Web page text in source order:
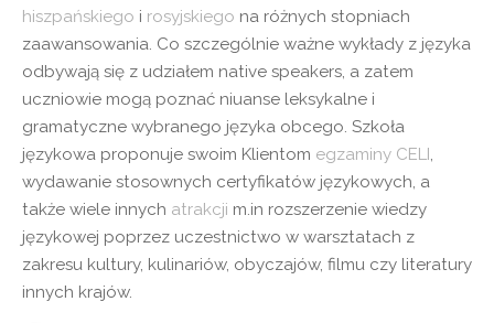
hiszpańskiego i rosyjskiego na różnych stopniach
zaawansowania. Co szczególnie ważne wykłady z języka
odbywają się z udziałem native speakers, a zatem
uczniowie mogą poznać niuanse leksykalne i
gramatyczne wybranego języka obcego. Szkoła
językowa proponuje swoim Klientom egzaminy CELI
wydawanie stosownych certyfikatów językowych, a
także wiele innych atrakcji m.in rozszerzenie wiedzy
językowej poprzez uczestnictwo w warsztatach z
zakresu kultury, kulinariów, obyczajów, filmu czy literatury
innych krajów.